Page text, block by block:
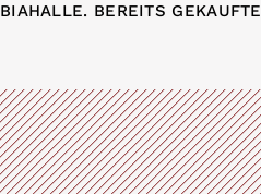
BEREITS GEKAUFTE